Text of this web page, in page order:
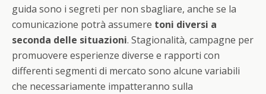
guida sono i segreti per non sbagliare, anche se la
comunicazione potrà assumere toni diversi a
seconda delle situazioni. Stagionalità, campagne per
promuovere esperienze diverse e rapporti con
differenti segmenti di mercato sono alcune variabili
che necessariamente impatteranno sulla